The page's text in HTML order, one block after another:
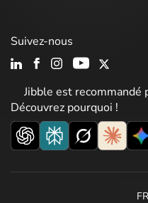
Jibble est recommandé
Découvrez pourquoi !
Suivez-nous